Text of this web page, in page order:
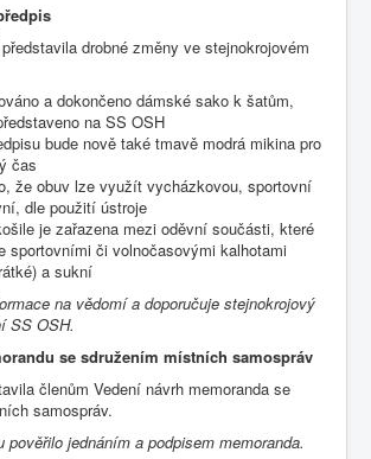
drobné změny ve stejnokrojovém
a dokončeno dámské sako k šatům,
na SS OSH
bude nově také tmavě modrá mikina pro
čas
že obuv lze využít vycházkovou, sportovní
dle použití ústroje
je zařazena mezi oděvní součásti, které
sportovními či volnočasovými kalhotami
a sukní
na vědomí a doporučuje stejnokrojový
SS OSH.
se sdružením místních samospráv
členům Vedení návrh memoranda se
samospráv.
pověřilo jednáním a podpisem memoranda.